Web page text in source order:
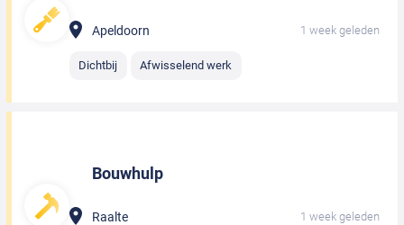
Apeldoorn 1 week geleden
Dichtbij Afwisselend werk
Bouwhulp
Raalte 1 week geleden